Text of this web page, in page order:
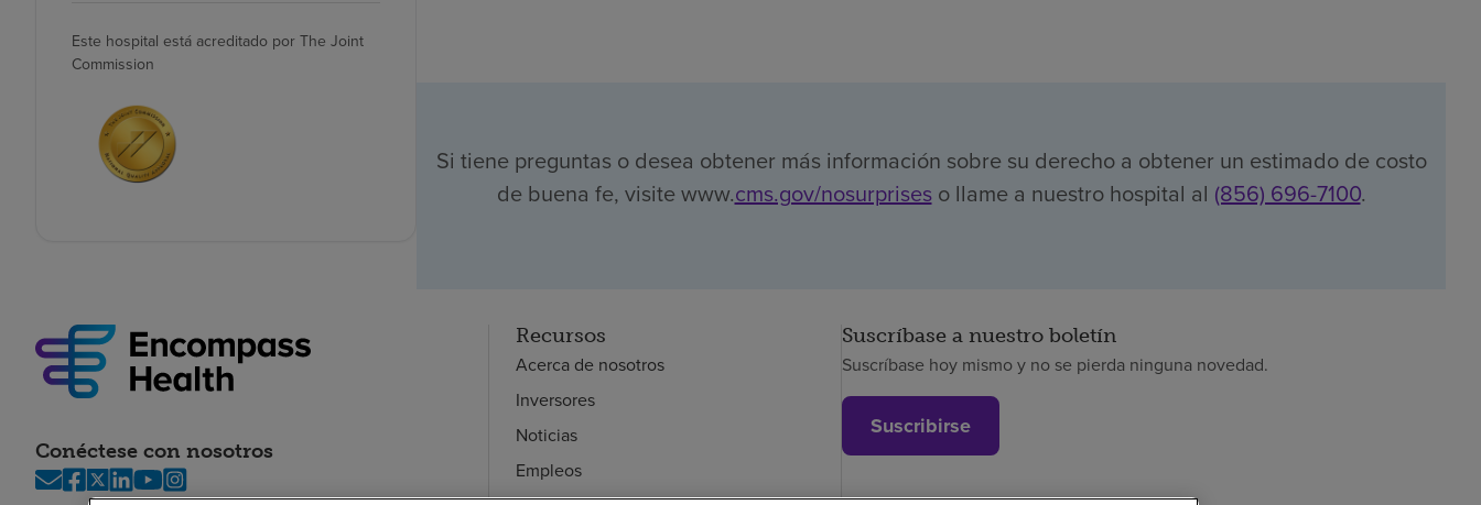
Este hospital está acreditado por The Joint
Commission
Si tiene preguntas o desea obtener más información sobre su derecho a obtener un estimado de costo
de buena fe, visite www.cms.gov/nosurpriseso llame a nuestro hospital al (856) 696-7100.
Conéctese con nosotros
Recursos
Acerca de nosotros
Inversores
Noticias
Empleos
Suscríbase a nuestro boletín
Suscríbase hoy mismo y no se pierda ninguna novedad.
Suscribirse